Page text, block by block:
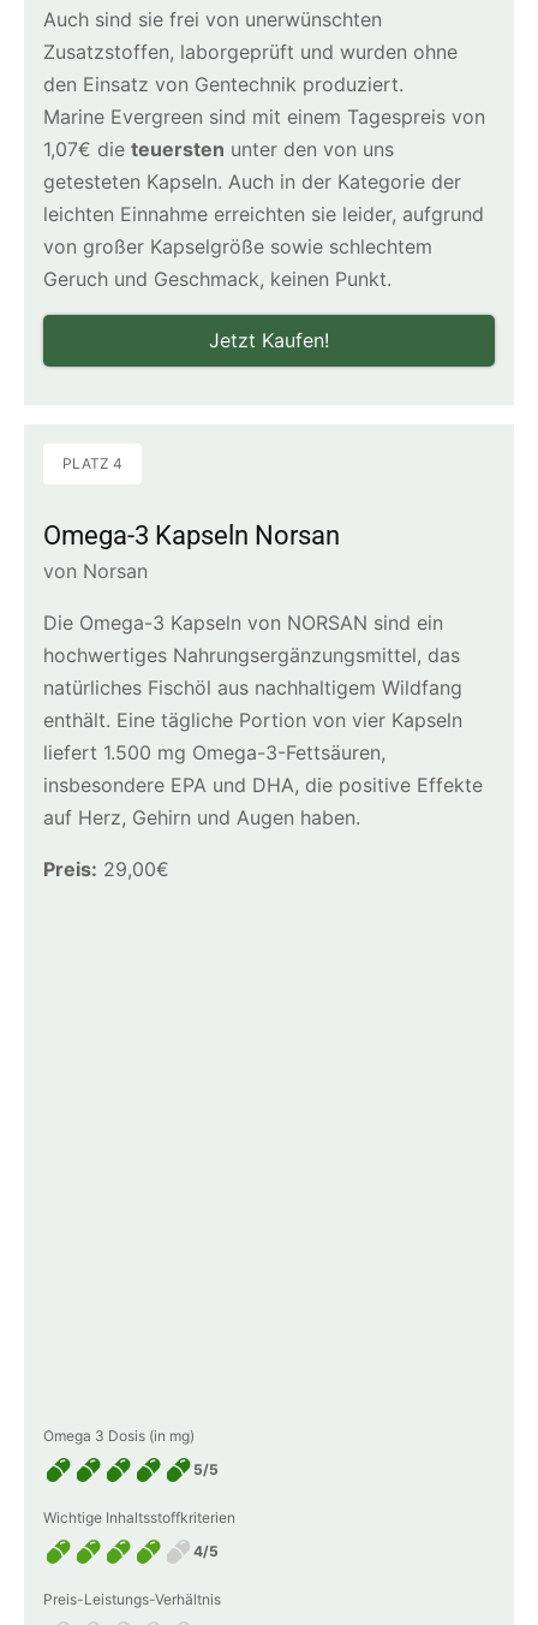
Auch sind sie frei von unerwünschten
Zusatzstoffen, laborgeprüft und wurden ohne
den Einsatz von Gentechnik produziert.
Marine Evergreen sind mit einem Tagespreis von
1,07€ die teuersten unter den von uns
getesteten Kapseln. Auch in der Kategorie der
leichten Einnahme erreichten sie leider, aufgrund
von großer Kapselgröße sowie schlechtem
Geruch und Geschmack, keinen Punkt.
Jetzt Kaufen!
PLATZ 4
Omega-3 Kapseln Norsan
von Norsan
Die Omega-3 Kapseln von NORSAN sind ein
hochwertiges Nahrungsergänzungsmittel, das
natürliches Fischöl aus nachhaltigem Wildfang
enthält. Eine tägliche Portion von vier Kapseln
liefert 1.500 mg Omega-3-Fettsäuren,
insbesondere EPA und DHA, die positive Effekte
auf Herz, Gehirn und Augen haben.
Preis: 29,00€
Omega 3 Dosis (in mg)
5/5
Wichtige Inhaltsstoffkriterien
4/5
Preis-Leistungs-Verhältnis